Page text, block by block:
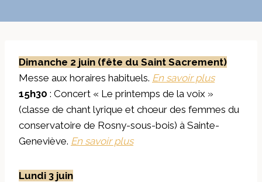
Dimanche 2 juin (fête du Saint Sacrement)
Messe aux horaires habituels. En savoir plus
15h30 : Concert « Le printemps de la voix »
(classe de chant lyrique et chœur des femmes du
conservatoire de Rosny-sous-bois) à Sainte-
Geneviève. En savoir plus
Lundi 3 juin